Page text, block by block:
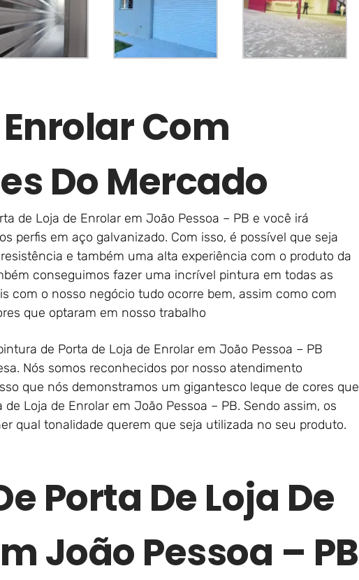
Com
Do Mercado
de Loja de Enrolar em João Pessoa – PB e você irá
perfis em aço galvanizado. Com isso, é possível que seja
e também uma alta experiência com o produto da
conseguimos fazer uma incrível pintura em todas as
com o nosso negócio tudo ocorre bem, assim como com
que optaram em nosso trabalho
de Porta de Loja de Enrolar em João Pessoa – PB
Nós somos reconhecidos por nosso atendimento
que nós demonstramos um gigantesco leque de cores que
Loja de Enrolar em João Pessoa – PB. Sendo assim, os
qual tonalidade querem que seja utilizada no seu produto.
Porta De Loja De
João Pessoa – PB